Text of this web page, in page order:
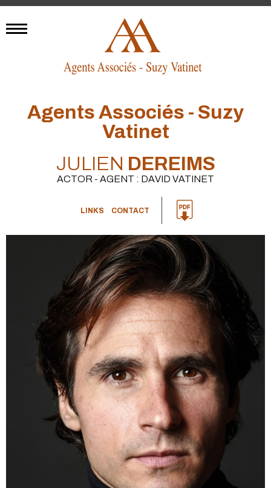
Agents Associés - Suzy
Vatinet
JULIEN DEREIMS
ACTOR - AGENT : DAVID VATINET
LINKS CONTACT